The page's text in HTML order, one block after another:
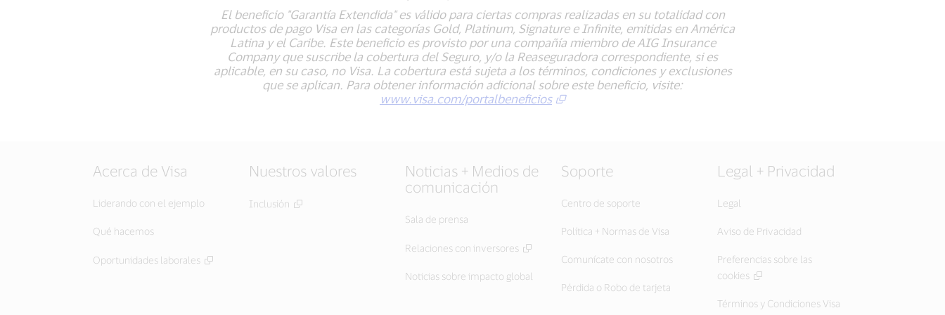
El beneficio "Garantía Extendida" es válido para ciertas compras realizadas en su totalidad con
productos de pago Visa en las categorías Gold, Platinum, Signature e Infinite, emitidas en América
Latina y el Caribe. Este beneficio es provisto por una compañía miembro de AIG Insurance
Company que suscribe la cobertura del Seguro, y/o la Reaseguradora correspondiente, si es
aplicable, en su caso, no Visa. La cobertura está sujeta a los términos, condiciones y exclusiones
que se aplican. Para obtener información adicional sobre este beneficio, visite:
www.visa.com/portalbeneficios
Acerca de Visa
Liderando con el ejemplo
Qué hacemos
Oportunidades laborales
Nuestros valores
Inclusión
Noticias + Medios de
comunicación
Sala de prensa
Relaciones con inversores
Noticias sobre impacto global
Soporte
Centro de soporte
Política + Normas de Visa
Comunícate con nosotros
Pérdida o Robo de tarjeta
Legal + Privacidad
Legal
Aviso de Privacidad
Preferencias sobre las
cookies
Términos y Condiciones Visa